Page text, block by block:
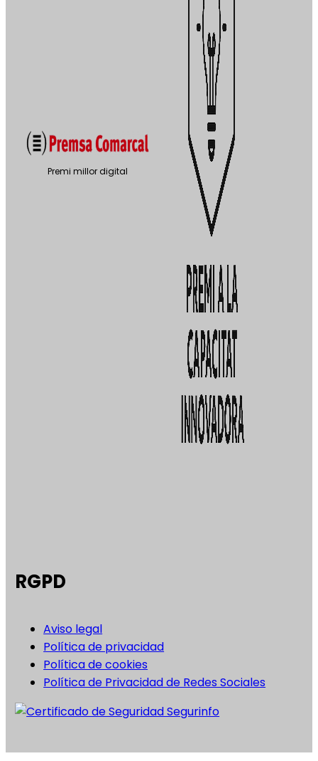
Premi millor digital
RGPD
Aviso legal
Política de privacidad
Política de cookies
Política de Privacidad de Redes Sociales